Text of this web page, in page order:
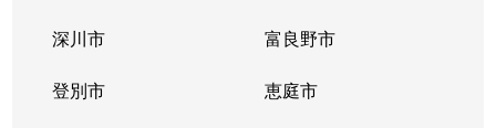
深川市 富良野市
登別市 恵庭市